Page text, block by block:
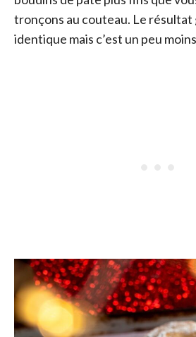
tronçons au couteau. Le
identique mais c’est un peu